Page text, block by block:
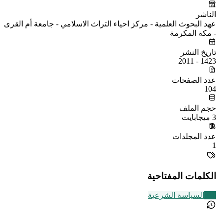
الناشر
عهد البحوث العلمية - مركز احياء التراث الاسلامي - جامعة أم القرى
- مكة المكرمة
تاريخ النشر
1423 - 2011
عدد الصفحات
104
حجم الملف
3 ميجابايت
عدد المجلدات
1
الكلمات المفتاحية
السياسة الشرعية